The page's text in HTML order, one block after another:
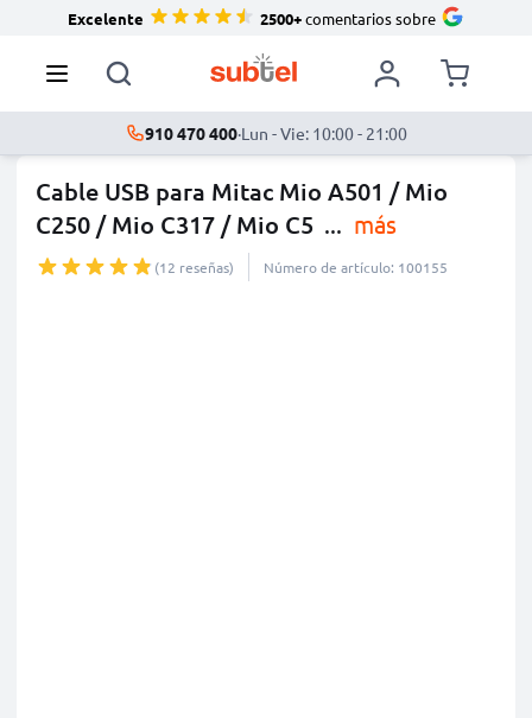
Excelente 2500+comentarios sobre
910 470 400·Lun - Vie: 10:00 - 21:00
Cable USB para Mitac Mio A501 / Mio
C250 / Mio C317 / Mio C5 ... más
(12 reseñas) Número de artículo: 100155